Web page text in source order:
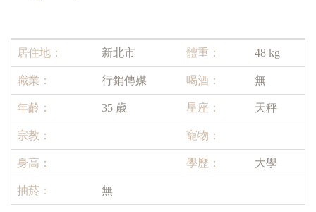
居住地： 新北市 體重： 48 kg
職業： 行銷傳媒 喝酒： 無
年齡： 35 歲 星座： 天秤
宗教： 寵物：
身高： 學歷： 大學
抽菸： 無